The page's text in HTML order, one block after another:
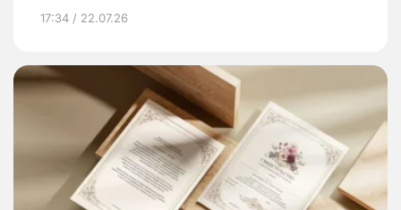
17:34 / 22.07.26